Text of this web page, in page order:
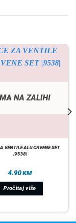
NA ZALIHI
VENTILE ALU CRVENE SET
|9538|
4.90KM
Pročitaj više